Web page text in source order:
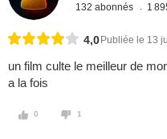
132 abonnés 1
4,0 Publiée le 13
un film culte le meilleur de
a la fois
0 1